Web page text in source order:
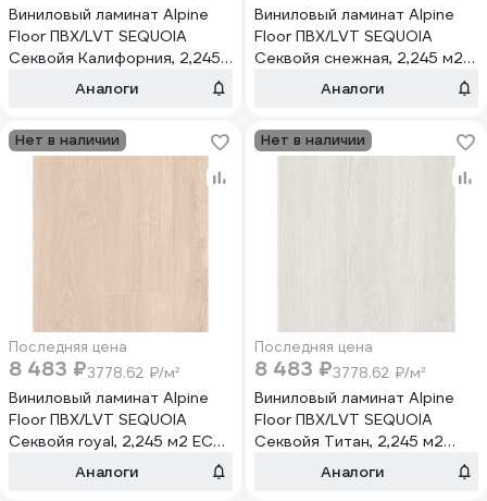
Виниловый ламинат Alpine
Floor ПВХ/LVT SEQUOIA
Секвойя Калифорния, 2,245
м2 ЕСО 6-6Аналоги
Виниловый ламинат Alpine
Floor ПВХ/LVT SEQUOIA
Секвойя снежная, 2,245 м2
Аналоги
Нет в наличии
Последняя цена
8 483 ₽3778.62 ₽/м²
Виниловый ламинат Alpine
Floor ПВХ/LVT SEQUOIA
Секвойя royal, 2,245 м2 ЕСО
Аналоги
Нет в наличии
Последняя цена
8 483 ₽3778.62 ₽/м²
Виниловый ламинат Alpine
Floor ПВХ/LVT SEQUOIA
Секвойя Титан, 2,245 м2
Аналоги